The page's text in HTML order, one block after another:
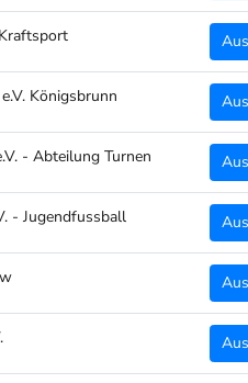
Königsbrunn
- Abteilung Turnen
- Jugendfussball